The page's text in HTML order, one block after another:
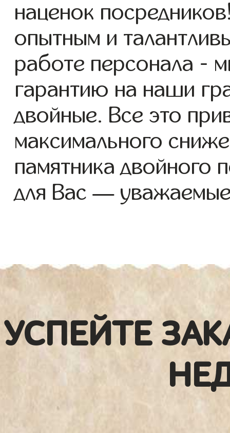
наценок
опытным и
работе персонала -
гарантию на наши
двойные. Все это
максимального
памятника
для Вас —
УСПЕЙТЕ